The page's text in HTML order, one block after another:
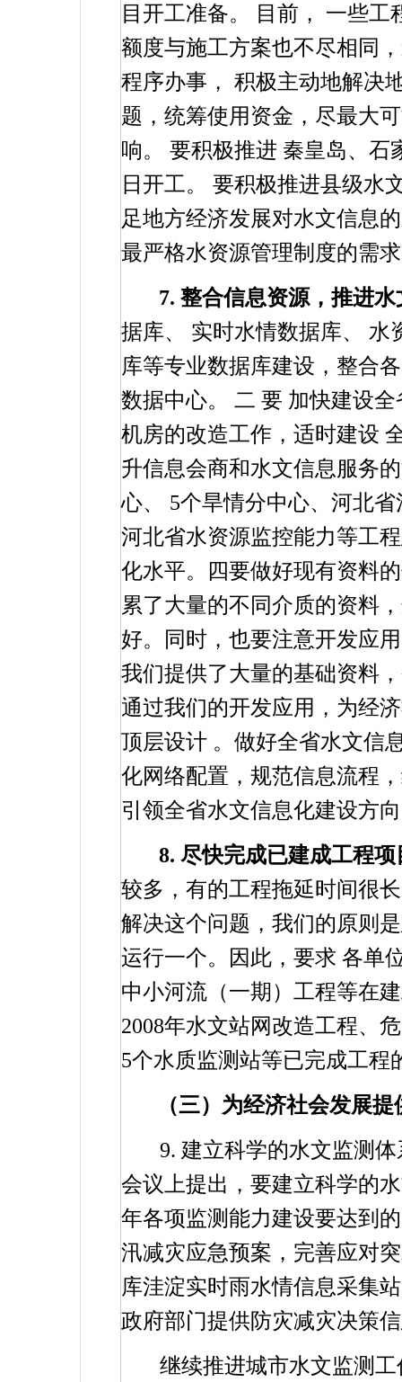
目开工准备。
目前，
一些工
额度与施工方案也不尽相同
程序办事，
积极主动地解决
题，统筹使用资金，尽最大
响。
要积极推进 秦皇岛、石
日开工。
要积极推进县级水
足地方经济发展对水文信息
最严格水资源管理制度的需
7. 整合信息资源，推进
据库、
实时水情数据库、
水
库等专业数据库建设，整合
数据中心。
二 要 加快建设
机房的改造工作，适时建设
升信息会商和水文信息服务
心、 5个旱情分中心、河北
河北省水资源监控能力等工
化水平。四要做好现有资料
累了大量的不同介质的资料
好。同时，也要注意开发应
我们提供了大量的基础资料
通过我们的开发应用，为经
顶层设计 。做好全省水文信
化网络配置，规范信息流程
引领全省水文信息化建设方
8. 尽快完成已建成工程
较多，有的工程拖延时间很
解决这个问题，我们的原则
运行一个。因此，要求 各单
中小河流（一期）工程等在
2008年水文站网改造工程、
5个水质监测站等已完成工程
（三）为经济社会发展
9. 建立科学的水文监测
会议上提出，要建立科学的
年各项监测能力建设要达到
汛减灾应急预案，完善应对
库洼淀实时雨水情信息采集
政府部门提供防灾减灾决策
继续推进城市水文监测